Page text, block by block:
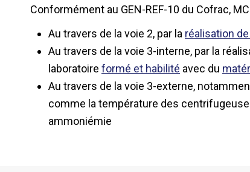
Conformément au GEN-REF-10 du Cofrac,
Au travers de la voie 2, par la réalisation
Au travers de la voie 3-interne, par la
laboratoire formé et habilité avec du
Au travers de la voie 3-externe,
comme la température des
ammoniémie